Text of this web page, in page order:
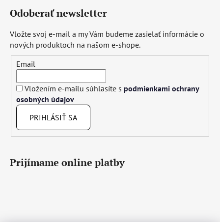
Odoberať newsletter
Vložte svoj e-mail a my Vám budeme zasielať informácie o
nových produktoch na našom e-shope.
Email
Vložením e-mailu súhlasíte s podmienkami ochrany
osobných údajov
PRIHLÁSIŤ SA
Prijímame online platby